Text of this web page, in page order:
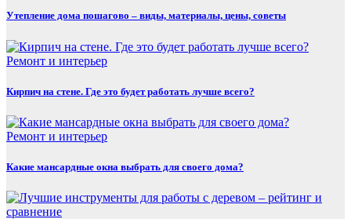
Утепление дома пошагово – виды, материалы, цены, советы
Ремонт и интерьер
Кирпич на стене. Где это будет работать лучше всего?
Ремонт и интерьер
Какие мансардные окна выбрать для своего дома?